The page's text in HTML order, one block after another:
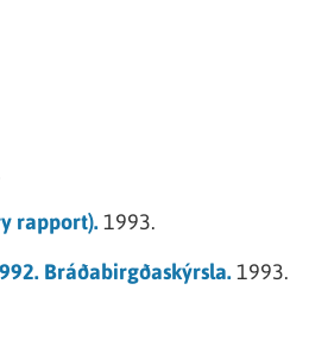
rapport).1993.
Bráðabirgðaskýrsla.1993.